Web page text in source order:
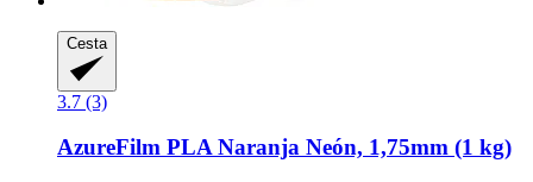
Cesta
3.7 (3)
AzureFilm PLA Naranja Neón, 1,75mm (1 kg)